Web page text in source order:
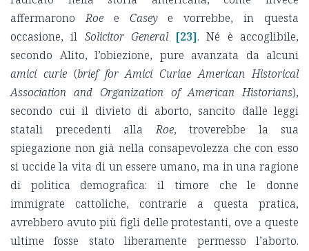
affermaronoRoee Caseye vorrebbe, in questa
occasione, il Solicitor General [23]. Né è accoglibile,
secondo Alito, l’obiezione, pure avanzata da alcuni
amici curie(brief for Amici Curiae American Historical
Association and Organization of American Historians),
secondo cui il divieto di aborto, sancito dalle leggi
statali precedenti allaRoe, troverebbe la sua
spiegazione non già nella consapevolezza che con esso
si uccide la vita di un essere umano, ma in una ragione
di politica demografica: il timore che le donne
immigrate cattoliche, contrarie a questa pratica,
avrebbero avuto più figli delle protestanti, ove a queste
ultime fosse stato liberamente permesso l’aborto.